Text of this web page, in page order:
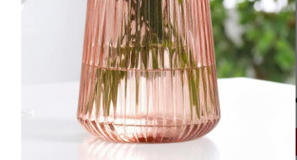
Sentir Pêche
Prix Bloomex: 65,99 $
MAGASINEZ